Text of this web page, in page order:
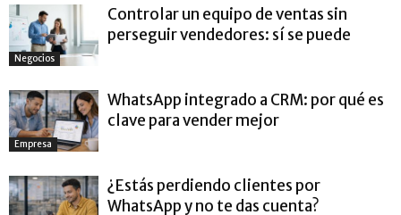
Negocios
Controlar un equipo de ventas sin
perseguir vendedores: sí se puede
Empresa
WhatsApp integrado a CRM: por qué es
clave para vender mejor
¿Estás perdiendo clientes por
WhatsApp y no te das cuenta?